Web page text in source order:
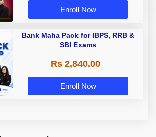
Enroll Now
Bank Maha Pack for IBPS, RRB &
SBI Exams
Rs 2,840.00
Enroll Now